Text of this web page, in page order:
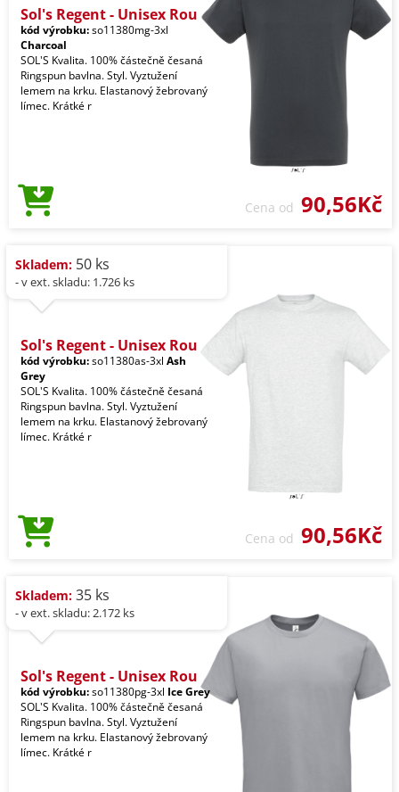
Sol's Regent - Unisex Rou
kód výrobku:so11380mg-3xl
Charcoal
SOL'S Kvalita. 100% částečně česaná
Ringspun bavlna. Styl. Vyztužení
lemem na krku. Elastanový žebrovaný
límec. Krátké r
Cena od 90,56Kč
Skladem: 50 ks
- v ext. skladu: 1.726 ks
Sol's Regent - Unisex Rou
kód výrobku:so11380as-3xl Ash
Grey
SOL'S Kvalita. 100% částečně česaná
Ringspun bavlna. Styl. Vyztužení
lemem na krku. Elastanový žebrovaný
límec. Krátké r
Cena od 90,56Kč
Skladem: 35 ks
- v ext. skladu: 2.172 ks
Sol's Regent - Unisex Rou
kód výrobku:so11380pg-3xl Ice Grey
SOL'S Kvalita. 100% částečně česaná
Ringspun bavlna. Styl. Vyztužení
lemem na krku. Elastanový žebrovaný
límec. Krátké r